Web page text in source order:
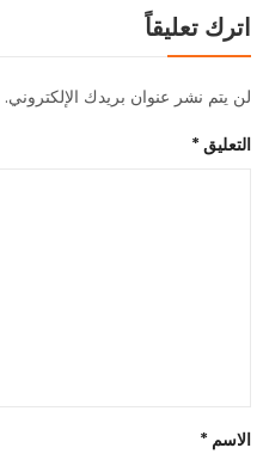
اترك تعليقاً
لن يتم نشر عنوان بريدك الإلكتروني.
التعليق *
الاسم *